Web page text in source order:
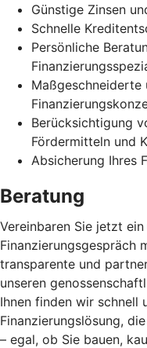
Günstige Zinsen
Schnelle
Persönliche
Maßgeschneiderte
Berücksichtigung
Fördermitteln und
Absicherung Ihres
Beratung
Vereinbaren Sie jetzt
Finanzierungsgespräch
transparente und
unseren
Ihnen finden wir schnell
Finanzierungslösung,
– egal, ob Sie bauen,